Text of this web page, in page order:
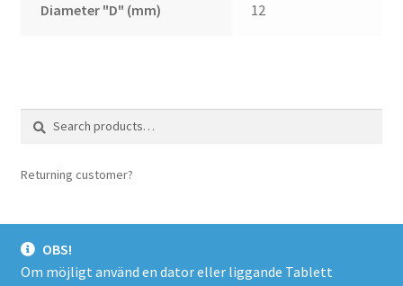
Diameter "D" (mm) 12
Returning customer?
OBS!
Om möjligt använd en dator eller liggande Tablett